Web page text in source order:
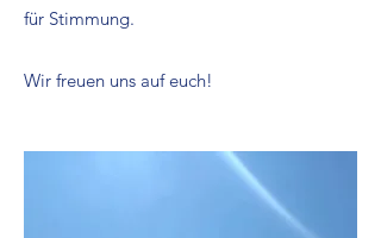
für Stimmung.
Wir freuen uns auf euch!